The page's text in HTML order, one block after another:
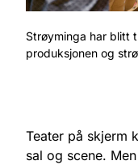
Strøyminga har blitt
produksjonen og
Teater på skjerm
sal og scene.